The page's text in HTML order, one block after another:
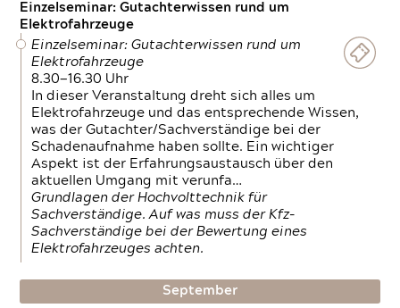
Einzelseminar: Gutachterwissen rund um
Elektrofahrzeuge
Einzelseminar: Gutachterwissen rund um
Elektrofahrzeuge
8.30—16.30 Uhr
In dieser Veranstaltung dreht sich alles um
Elektrofahrzeuge und das entsprechende Wissen,
was der Gutachter/Sachverständige bei der
Schadenaufnahme haben sollte. Ein wichtiger
Aspekt ist der Erfahrungsaustausch über den
aktuellen Umgang mit verunfa…
Grundlagen der Hochvolttechnik für
Sachverständige. Auf was muss der Kfz-
Sachverständige bei der Bewertung eines
Elektrofahrzeuges achten.
September